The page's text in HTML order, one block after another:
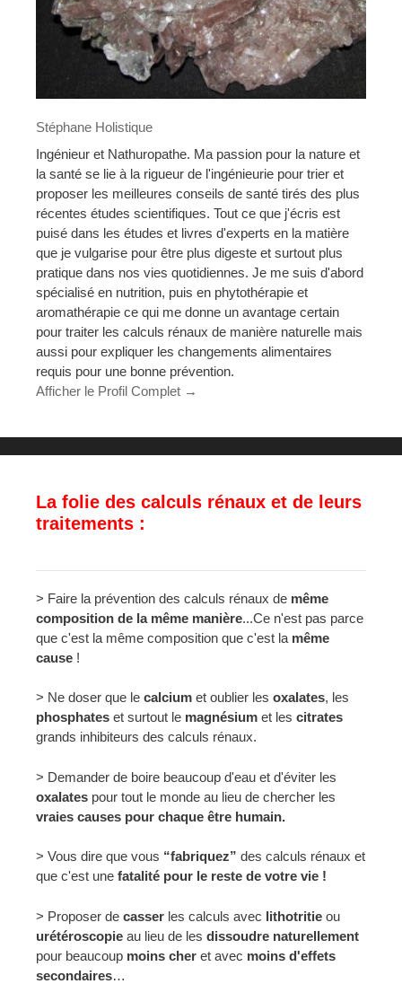
Stéphane Holistique
Ingénieur et Nathuropathe. Ma passion pour la nature et
la santé se lie à la rigueur de l'ingénieurie pour trier et
proposer les meilleures conseils de santé tirés des plus
récentes études scientifiques. Tout ce que j'écris est
puisé dans les études et livres d'experts en la matière
que je vulgarise pour être plus digeste et surtout plus
pratique dans nos vies quotidiennes. Je me suis d'abord
spécialisé en nutrition, puis en phytothérapie et
aromathérapie ce qui me donne un avantage certain
pour traiter les calculs rénaux de manière naturelle mais
aussi pour expliquer les changements alimentaires
requis pour une bonne prévention.
Afficher le Profil Complet →
La folie des calculs rénaux et de leurs
traitements :
> Faire la prévention des calculs rénaux de même
composition de la même manière...Ce n'est pas parce
que c'est la même composition que c'est la même
cause !
> Ne doser que le calcium et oublier les oxalates, les
phosphates et surtout le magnésium et les citrates
grands inhibiteurs des calculs rénaux.
> Demander de boire beaucoup d'eau et d'éviter les
oxalates pour tout le monde au lieu de chercher les
vraies causes pour chaque être humain.
> Vous dire que vous “fabriquez” des calculs rénaux et
que c'est une fatalité pour le reste de votre vie !
> Proposer de casser les calculs avec lithotritie ou
urétéroscopie au lieu de les dissoudre naturellement
pour beaucoup moins cher et avec moins d'effets
secondaires…